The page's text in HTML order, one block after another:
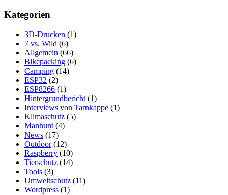
Kategorien
3D-Drucken (1)
7 vs. Wild (6)
Allgemein (66)
Bikepacking (6)
Camping (14)
ESP32 (2)
ESP8266 (1)
Hintergrundbericht (1)
Interviews von Tarnkappe (1)
Klimaschutz (5)
Manhunt (4)
News (17)
Outdoor(12)
Raspberry (10)
Tierschutz (14)
Tools (3)
Umweltschutz (11)
Wordpress (1)